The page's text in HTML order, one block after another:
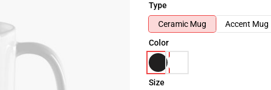
Type
Ceramic Mug
Accent Mug
Color
Size